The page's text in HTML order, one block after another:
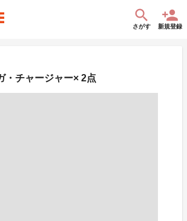
さがす 新規登録
・チャージャー× 2点